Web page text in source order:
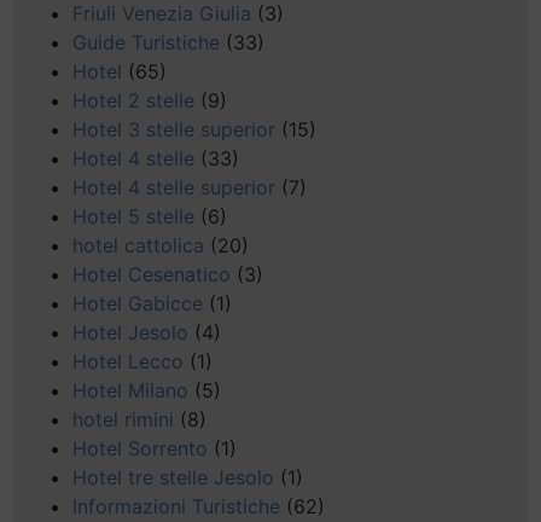
Friuli Venezia Giulia (3)
Guide Turistiche (33)
Hotel (65)
Hotel 2 stelle (9)
Hotel 3 stelle superior (15)
Hotel 4 stelle (33)
Hotel 4 stelle superior (7)
Hotel 5 stelle (6)
hotel cattolica (20)
Hotel Cesenatico (3)
Hotel Gabicce (1)
Hotel Jesolo (4)
Hotel Lecco (1)
Hotel Milano (5)
hotel rimini (8)
Hotel Sorrento (1)
Hotel tre stelle Jesolo (1)
Informazioni Turistiche (62)